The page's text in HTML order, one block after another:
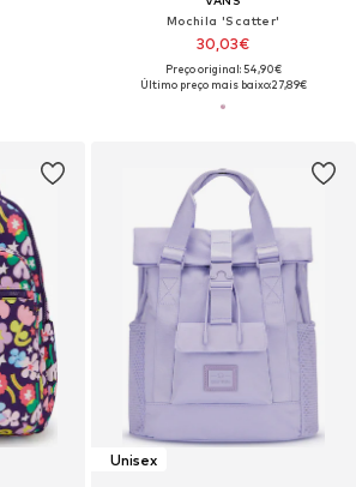
Mochila 'Scatter'
30,03€
Preço original: 54,90€
Último preço mais baixo:27,89€
Unisex